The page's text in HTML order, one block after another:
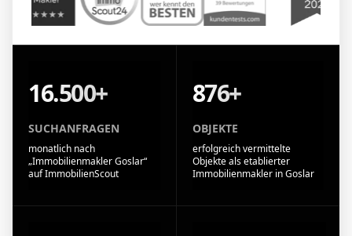
16.500+
SUCHANFRAGEN
monatlich nach
„Immobilienmakler Goslar“
auf ImmobilienScout
876+
OBJEKTE
erfolgreich vermittelte
Objekte als etablierter
Immobilienmakler in Goslar